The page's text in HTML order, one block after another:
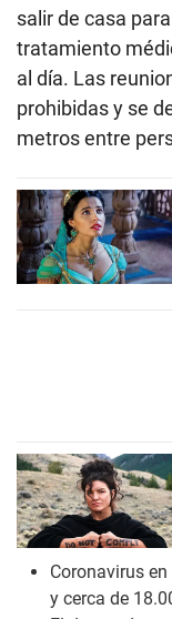
salir de casa
tratamiento
al día. Las
prohibidas y se
metros entre
Coronavirus
y cerca de